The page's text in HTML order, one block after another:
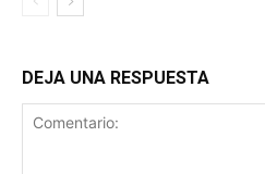
DEJA UNA RESPUESTA